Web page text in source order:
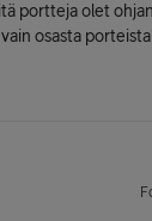
portteja olet
osasta